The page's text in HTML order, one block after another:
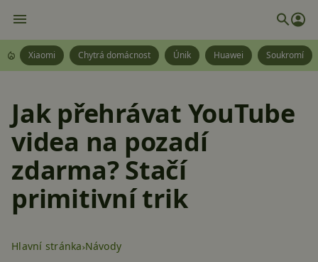
Xiaomi Chytrá domácnost Únik Huawei Soukromí
Jak přehrávat YouTube
videa na pozadí
zdarma? Stačí
primitivní trik
Hlavní stránka Návody